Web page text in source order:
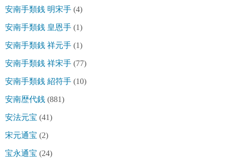
安南手類銭 明宋手 (4)
安南手類銭 皇恩手 (1)
安南手類銭 祥元手 (1)
安南手類銭 祥宋手 (77)
安南手類銭 紹符手 (10)
安南歴代銭 (881)
安法元宝 (41)
宋元通宝 (2)
宝永通宝 (24)